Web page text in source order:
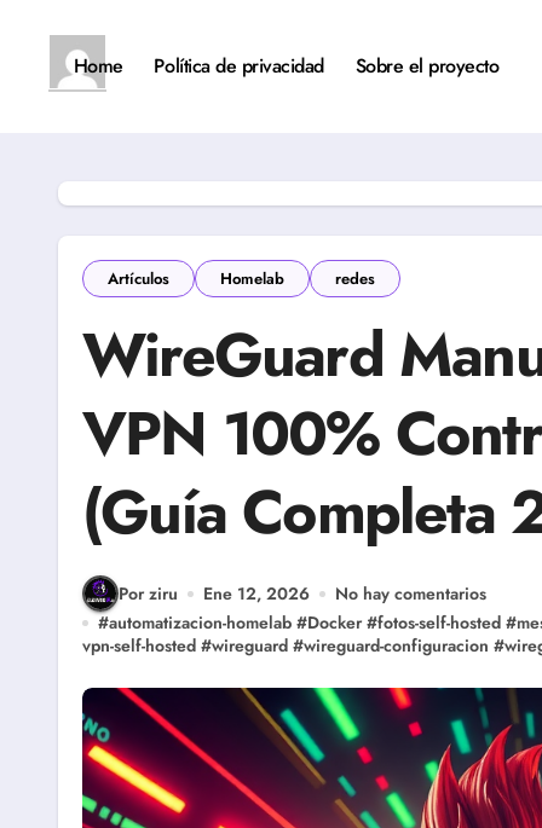
contenidoHome Política de privacidad Sobre el proyecto
Artículos Homelab redes
WireGuard
VPN 100%
(Guía Completa
Por ziru Ene 12, 2026
No hay comentarios
#automatizacion-homelab #Docker #fotos-self-hosted #
vpn-self-hosted #wireguard #wireguard-configuracion #